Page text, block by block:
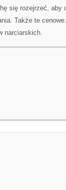
się rozejrzeć, aby
Także te
narciarskich.